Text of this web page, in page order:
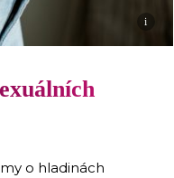
i
o hladinách